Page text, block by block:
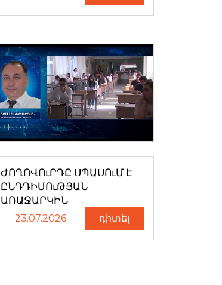
ԺՈՂՈՎՈւՐԴԸ ՍՊԱՍՈւՄ Է
ԸՆԴԴԻՄՈւԹՅԱՆ
ԱՌԱՋԱՐԿԻՆ
23.07.2026 դիտել